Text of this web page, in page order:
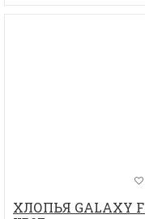
ХЛОПЬЯ GALAXY